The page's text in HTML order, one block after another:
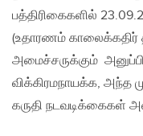
பத்திரிகைகளில்
(உதாரணம் காலைக்கதிர்
அமைச்சருக்கும்
விக்கிரமநாயக்க, அந்த
கருதி நடவடிக்கைகள்